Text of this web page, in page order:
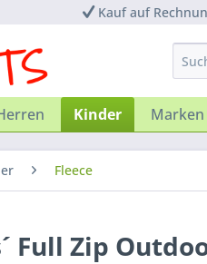
Kauf auf
Kinder Marken
Fleece
Full Zip